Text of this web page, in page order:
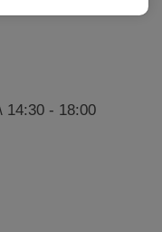
14:30 - 18:00